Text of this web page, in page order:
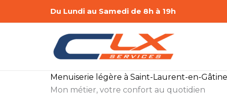
Du Lundi au Samedi de 8h à 19h
Menuiserie légère à Saint-Laurent-en-
Mon métier, votre confort au quotidien